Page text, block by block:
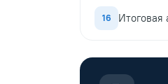
16 Итоговая